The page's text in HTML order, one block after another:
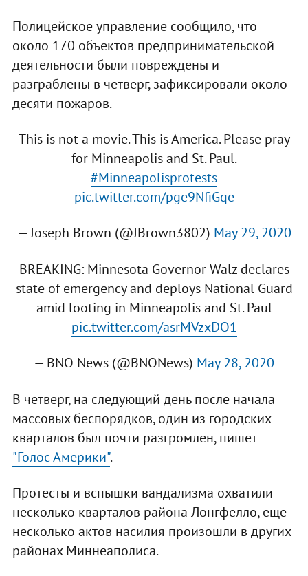
Полицейское управление сообщило, что
около 170 объектов предпринимательской
деятельности были повреждены и
разграблены в четверг, зафиксировали около
десяти пожаров.
This is not a movie. This is America. Please pray
for Minneapolis and St. Paul.
#Minneapolisprotests
pic.twitter.com/pge9NfiGqe
— Joseph Brown (@JBrown3802) May 29, 2020
BREAKING: Minnesota Governor Walz declares
state of emergency and deploys National Guard
amid looting in Minneapolis and St. Paul
pic.twitter.com/asrMVzxDO1
— BNO News (@BNONews) May 28, 2020
В четверг, на следующий день после начала
массовых беспорядков, один из городских
кварталов был почти разгромлен, пишет
"Голос Америки".
Протесты и вспышки вандализма охватили
несколько кварталов района Лонгфелло, еще
несколько актов насилия произошли в других
районах Миннеаполиса.